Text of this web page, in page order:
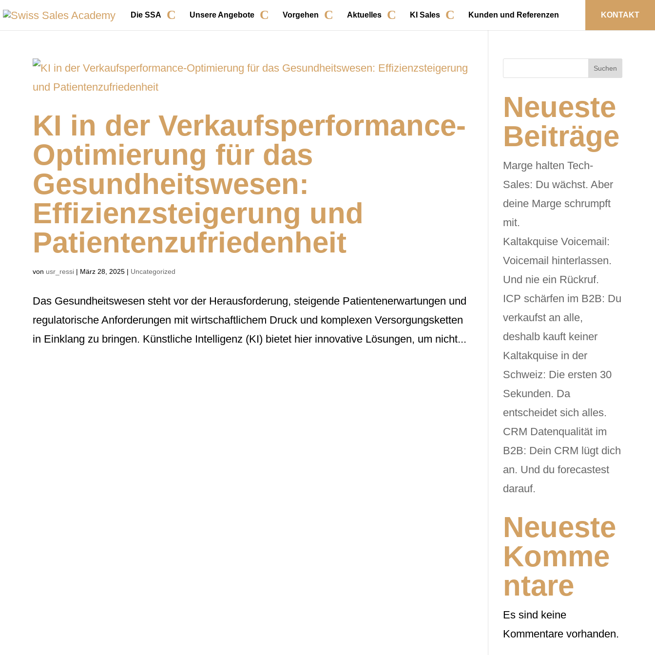
Die SSA Unsere Angebote Vorgehen Aktuelles KI Sales Kunden und Referenzen KONTAKT
KI in der Verkaufsperformance-
Optimierung für das
Gesundheitswesen:
Effizienzsteigerung und
Patientenzufriedenheit
von usr_ressi | März 28, 2025 | Uncategorized
Das Gesundheitswesen steht vor der Herausforderung, steigende Patientenerwartungen und
regulatorische Anforderungen mit wirtschaftlichem Druck und komplexen Versorgungsketten
in Einklang zu bringen. Künstliche Intelligenz (KI) bietet hier innovative Lösungen, um nicht...
Suchen
Neueste
Beiträge
Marge halten Tech-
Sales: Du wächst. Aber
deine Marge schrumpft
mit.
Kaltakquise Voicemail:
Voicemail hinterlassen.
Und nie ein Rückruf.
ICP schärfen im B2B: Du
verkaufst an alle,
deshalb kauft keiner
Kaltakquise in der
Schweiz: Die ersten 30
Sekunden. Da
entscheidet sich alles.
CRM Datenqualität im
B2B: Dein CRM lügt dich
an. Und du forecastest
darauf.
Neueste
Komme
ntare
Es sind keine
Kommentare vorhanden.